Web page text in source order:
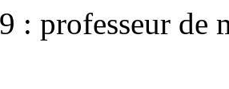
: professeur de